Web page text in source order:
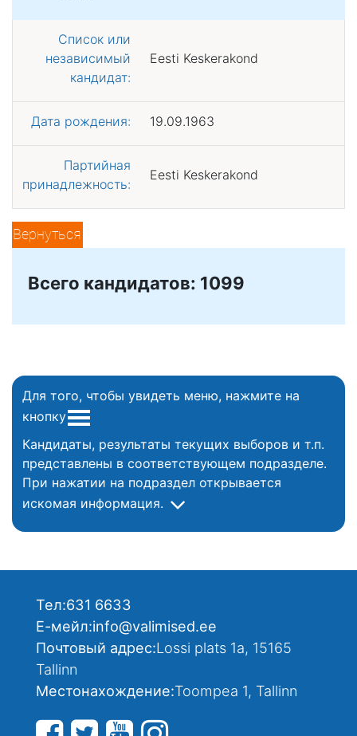
Список или
независимый
кандидат:
Eesti Keskerakond
Дата рождения: 19.09.1963
Партийная
принадлежность:
Eesti Keskerakond
Вернуться
Всего кандидатов: 1099
Для того, чтобы увидеть меню, нажмите на
кнопку
Кандидаты, результаты текущих выборов и т.п.
представлены в соответствующем подразделе.
При нажатии на подраздел открывается
искомая информация.
Тел:631 6633
Е-мейл:info@valimised.ee
Почтовый адрес:Lossi plats 1a, 15165
Tallinn
Местонахождение:Toompea 1, Tallinn